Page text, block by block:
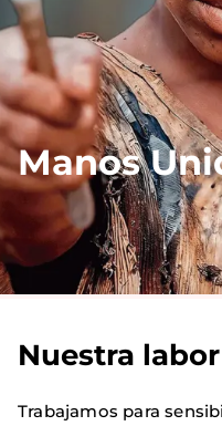
Manos
Nuestra
Trabajamos para